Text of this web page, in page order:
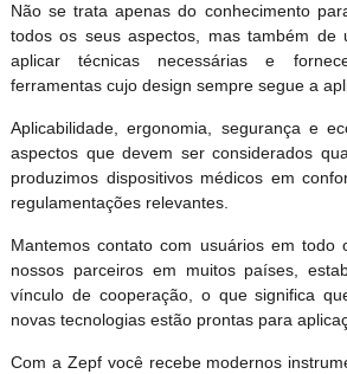
Não se trata apenas do conhecimento
todos os seus aspectos, mas também de
aplicar técnicas necessárias e
ferramentas cujo design sempre segue a
Aplicabilidade, ergonomia, segurança e
aspectos que devem ser considerados
produzimos dispositivos médicos em
regulamentações relevantes.
Mantemos contato com usuários em todo
nossos parceiros em muitos países,
vínculo de cooperação, o que significa
novas tecnologias estão prontas para
Com a Zepf você recebe modernos